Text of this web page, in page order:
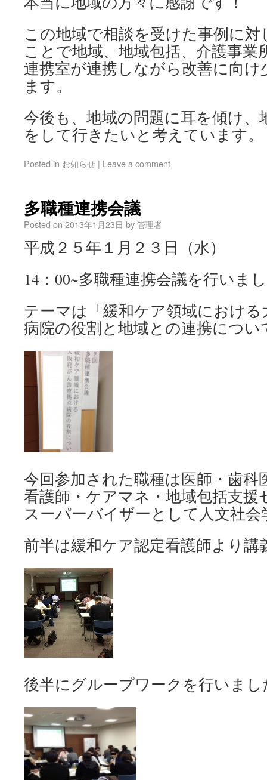
この地域で相談を受けた事例に
ことで地域、地域包括、介護事業
連携室が連携しながら改善に向
ます。
今後も、地域の問題に耳を傾け、
をして行きたいと考えています。
Posted in お知らせ | Leave a comment
多職種連携会議
Posted on 2013年1月23日 by管理者
平成２５年１月２３日（水）
14：00~多職種連携会議を行いま
テーマは「緩和ケア領域におけ
病院の役割と地域との連携につい
今回参加された職種は医師・歯科
看護師・ケアマネ・地域包括支援
スーパーバイザーとして人文社
前半は緩和ケア認定看護師より講
後半にグループワークを行いまし